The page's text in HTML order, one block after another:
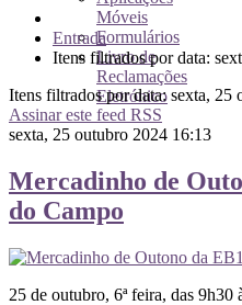
Móveis
Formulários
Livro de
Reclamações
Eletrónico
Entrada
Itens filtrados por data:
Itens filtrados por data: sexta, 25
Assinar este feed RSS
sexta, 25 outubro 2024 16:13
Mercadinho de
do Campo
25 de outubro, 6ª feira, das 9h30